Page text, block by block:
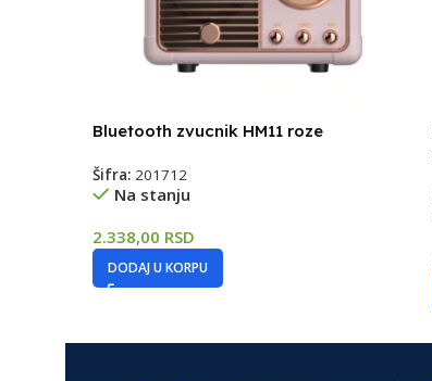
Bluetooth zvucnik HM11 roze
Šifra: 201712
Na stanju
2.338,00 RSD
DODAJ U KORPU